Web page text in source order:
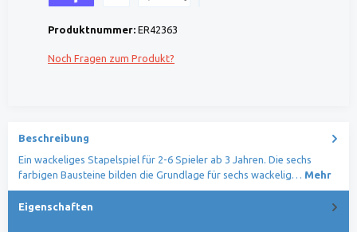
Produktnummer: ER42363
Noch Fragen zum Produkt?
Beschreibung
Ein wackeliges Stapelspiel für 2-6 Spieler ab 3 Jahren. Die sechs
farbigen Bausteine bilden die Grundlage für sechs wackelig… Mehr
Eigenschaften